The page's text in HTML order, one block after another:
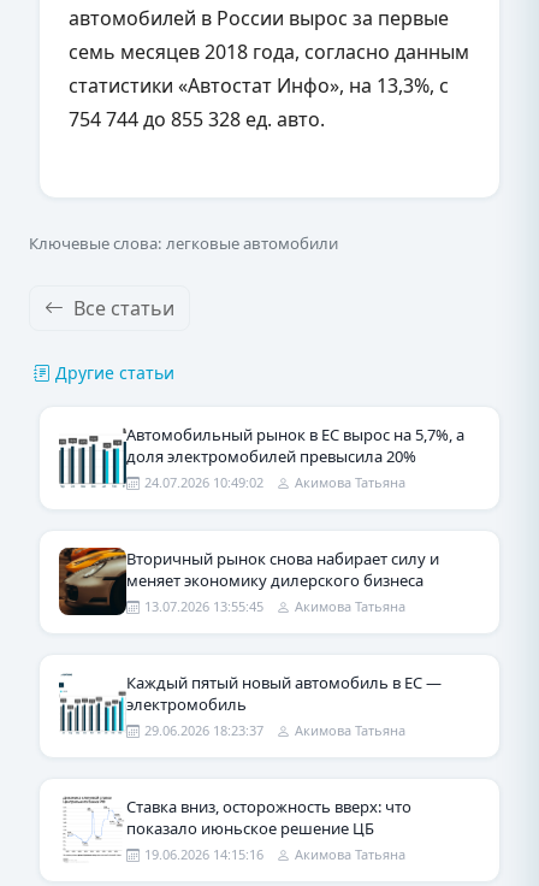
автомобилей в России вырос за первые
семь месяцев 2018 года, согласно данным
статистики «Автостат Инфо», на 13,3%, с
754 744 до 855 328 ед. авто.
Ключевые слова: легковые автомобили
Все статьи
Другие статьи
Автомобильный рынок в ЕС вырос на 5,7%, а
доля электромобилей превысила 20%
24.07.2026 10:49:02 Акимова Татьяна
Вторичный рынок снова набирает силу и
меняет экономику дилерского бизнеса
13.07.2026 13:55:45 Акимова Татьяна
Каждый пятый новый автомобиль в ЕС —
электромобиль
29.06.2026 18:23:37 Акимова Татьяна
Ставка вниз, осторожность вверх: что
показало июньское решение ЦБ
19.06.2026 14:15:16 Акимова Татьяна